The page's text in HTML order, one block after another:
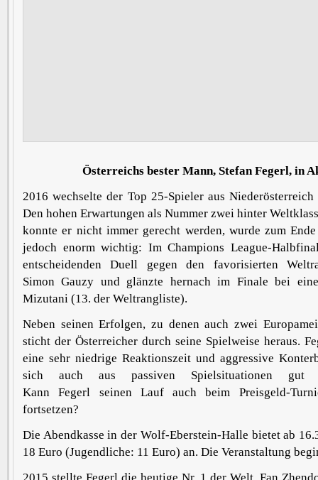
Österreichs bester Mann, Stefan Fegerl, in
2016 wechselte der Top 25-Spieler aus
Den hohen Erwartungen als Nummer zwei hinter
konnte er nicht immer gerecht werden, wurde zum
jedoch enorm wichtig: Im Champions League-
entscheidenden Duell gegen den favorisierten
Simon Gauzy und glänzte hernach im Finale bei
Mizutani (13. der Weltrangliste).
Neben seinen Erfolgen, zu denen auch zwei
sticht der Österreicher durch seine Spielweise heraus.
eine sehr niedrige Reaktionszeit und aggressive
sich auch aus passiven Spielsituationen gut
Kann Fegerl seinen Lauf auch beim Preisgeld-
fortsetzen?
Die Abendkasse in der Wolf-Eberstein-Halle bietet ab
18 Euro (Jugendliche: 11 Euro) an. Die Veranstaltung